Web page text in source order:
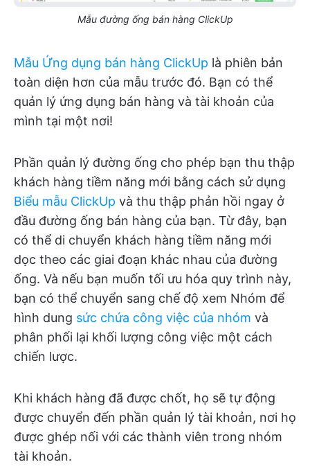
Mẫu đường ống bán hàng ClickUp
Mẫu Ứng dụng bán hàng ClickUp là phiên bản
toàn diện hơn của mẫu trước đó. Bạn có thể
quản lý ứng dụng bán hàng và tài khoản của
mình tại một nơi!
Phần quản lý đường ống cho phép bạn thu thập
khách hàng tiềm năng mới bằng cách sử dụng
Biểu mẫu ClickUp và thu thập phản hồi ngay ở
đầu đường ống bán hàng của bạn. Từ đây, bạn
có thể di chuyển khách hàng tiềm năng mới
dọc theo các giai đoạn khác nhau của đường
ống. Và nếu bạn muốn tối ưu hóa quy trình này,
bạn có thể chuyển sang chế độ xem Nhóm để
hình dung sức chứa công việc của nhóm và
phân phối lại khối lượng công việc một cách
chiến lược.
Khi khách hàng đã được chốt, họ sẽ tự động
được chuyển đến phần quản lý tài khoản, nơi họ
được ghép nối với các thành viên trong nhóm
tài khoản.